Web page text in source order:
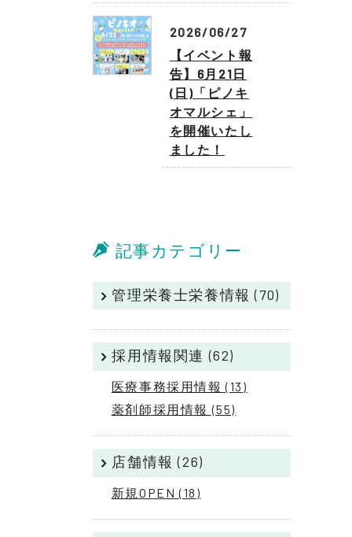
2026/06/27
【イベント報
告】6月21日
(日)「ピノキ
オマルシェ」
を開催いたし
ました！
記事カテゴリー
管理栄養士栄養情報 (70)
採用情報関連 (62)
医療事務採用情報 (13)
薬剤師採用情報 (55)
店舗情報 (26)
新規OPEN (18)